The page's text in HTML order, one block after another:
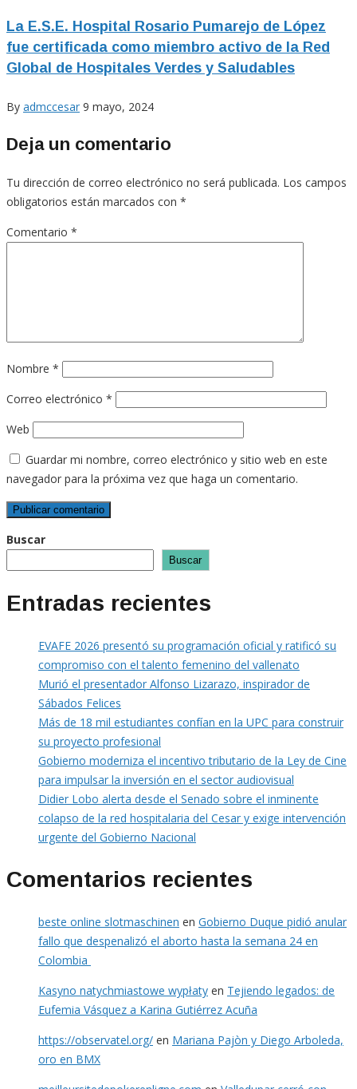
La E.S.E. Hospital Rosario Pumarejo de López
fue certificada como miembro activo de la Red
Global de Hospitales Verdes y Saludables
By admccesar 9 mayo, 2024
Deja un comentario
Tu dirección de correo electrónico no será publicada. Los campos
obligatorios están marcados con *
Comentario *
Nombre *
Correo electrónico *
Web
Guardar mi nombre, correo electrónico y sitio web en este
navegador para la próxima vez que haga un comentario.
Buscar
Buscar
Entradas recientes
EVAFE 2026 presentó su programación oficial y ratificó su
compromiso con el talento femenino del vallenato
Murió el presentador Alfonso Lizarazo, inspirador de
Sábados Felices
Más de 18 mil estudiantes confían en la UPC para construir
su proyecto profesional
Gobierno moderniza el incentivo tributario de la Ley de Cine
para impulsar la inversión en el sector audiovisual
Didier Lobo alerta desde el Senado sobre el inminente
colapso de la red hospitalaria del Cesar y exige intervención
urgente del Gobierno Nacional
Comentarios recientes
beste online slotmaschinen en Gobierno Duque pidió anular
fallo que despenalizó el aborto hasta la semana 24 en
Colombia
Kasyno natychmiastowe wypłaty en Tejiendo legados: de
Eufemia Vásquez a Karina Gutiérrez Acuña
https://observatel.org/ en Mariana Pajòn y Diego Arboleda,
oro en BMX